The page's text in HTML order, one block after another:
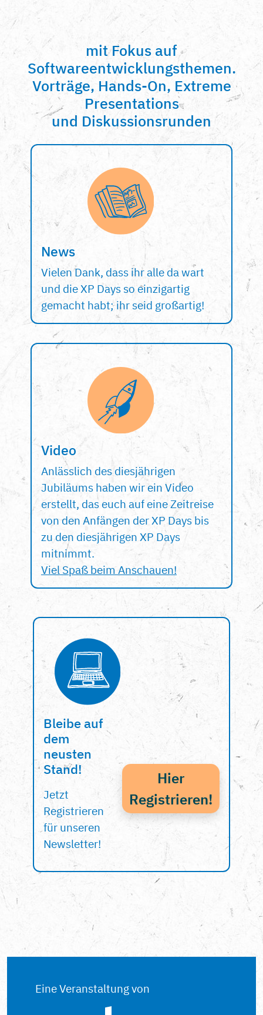
mit Fokus auf
Softwareentwicklungsthemen.
Vorträge, Hands-On, Extreme
Presentations
und Diskussionsrunden
News
Vielen Dank, dass ihr alle da wart
und die XP Days so einzigartig
gemacht habt; ihr seid großartig!
Video
Anlässlich des diesjährigen
Jubiläums haben wir ein Video
erstellt, das euch auf eine Zeitreise
von den Anfängen der XP Days bis
zu den diesjährigen XP Days
mitnimmt.
Viel Spaß beim Anschauen!
Bleibe auf
dem
neusten
Stand!
Jetzt
Registrieren
für unseren
Newsletter!
Hier
Registrieren!
Eine Veranstaltung von